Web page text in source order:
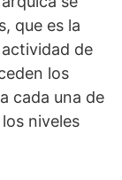
que es la
de
los
cada una de
niveles